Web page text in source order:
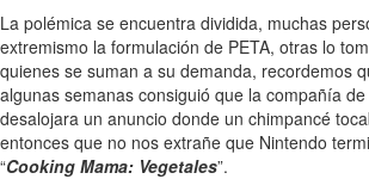
La polémica se encuentra dividida, muchas
extremismo la formulación de PETA, otras lo
quienes se suman a su demanda, recordemos
algunas semanas consiguió que la compañía
desalojara un anuncio donde un chimpancé
entonces que no nos extrañe que Nintendo
“Cooking Mama: Vegetales”.